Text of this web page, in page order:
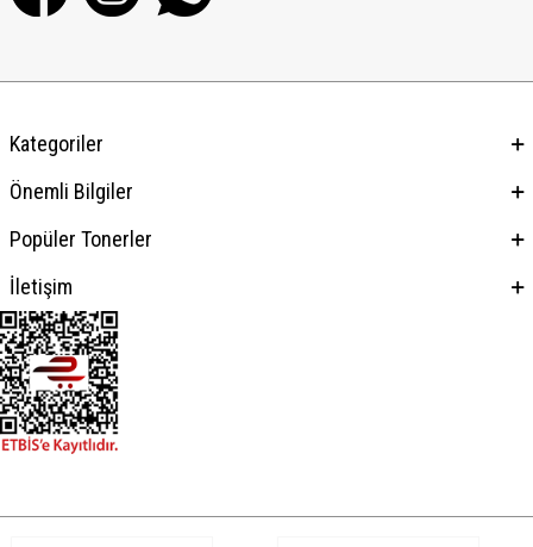
Kategoriler
Önemli Bilgiler
Popüler Tonerler
İletişim